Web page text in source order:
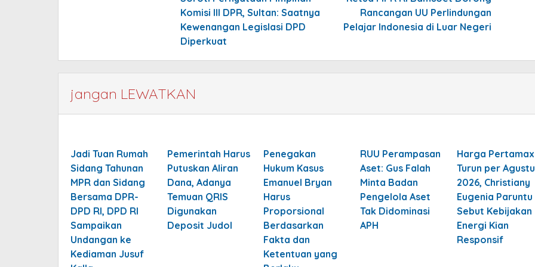
Komisi III DPR, Sultan: Saatnya
Kewenangan Legislasi DPD
Diperkuat
Rancangan UU Perlindungan
Pelajar Indonesia di Luar Negeri
jangan LEWATKAN
Jadi Tuan Rumah
Sidang Tahunan
MPR dan Sidang
Bersama DPR-
DPD RI, DPD RI
Sampaikan
Undangan ke
Kediaman Jusuf
Pemerintah Harus
Putuskan Aliran
Dana, Adanya
Temuan QRIS
Digunakan
Deposit Judol
Penegakan
Hukum Kasus
Emanuel Bryan
Harus
Proporsional
Berdasarkan
Fakta dan
Ketentuan yang
RUU Perampasan
Aset: Gus Falah
Minta Badan
Pengelola Aset
Tak Didominasi
APH
Harga Pertamax
Turun per
2026, Christiany
Eugenia Paruntu
Sebut Kebijakan
Energi Kian
Responsif